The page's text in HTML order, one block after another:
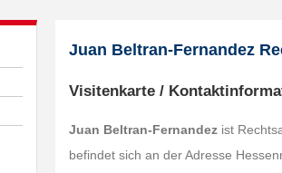
Juan Beltran-Fernandez
Visitenkarte /
Juan Beltran-Fernandez ist
befindet sich an der Adresse